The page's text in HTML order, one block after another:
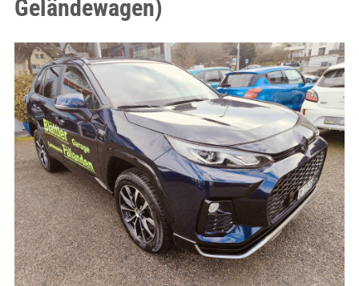
Geländewagen)